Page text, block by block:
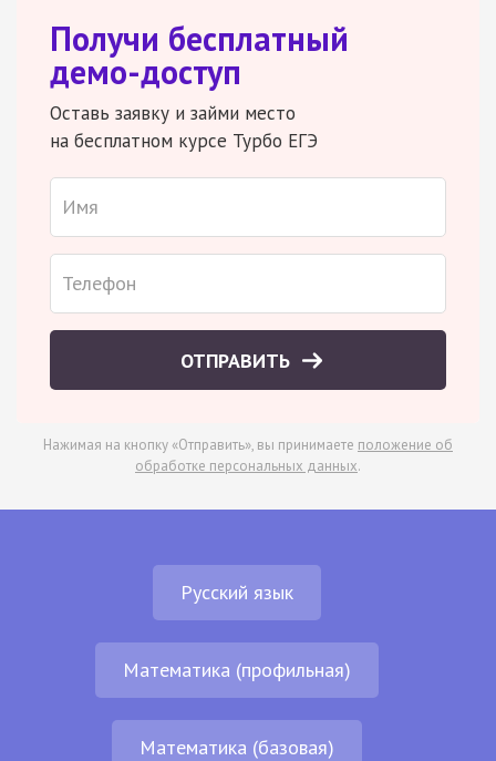
Получи бесплатный
демо-доступ
Оставь заявку и займи место
на бесплатном курсе Турбо ЕГЭ
ОТПРАВИТЬ
Нажимая на кнопку «Отправить», вы принимаете положение об
обработке персональных данных.
Русский язык
Математика (профильная)
Математика (базовая)